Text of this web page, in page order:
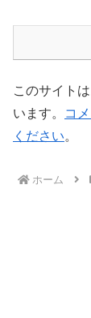
このサイト
います。
コ
ください。
ホーム